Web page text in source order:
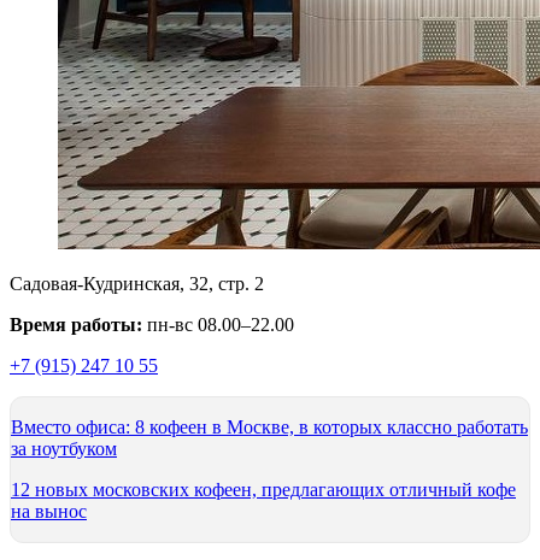
Садовая-Кудринская, 32, стр. 2
Время работы: пн-вс 08.00–22.00
+7 (915) 247 10 55
Вместо офиса: 8 кофеен в Москве, в которых классно работать
за ноутбуком
12 новых московских кофеен, предлагающих отличный кофе
на вынос